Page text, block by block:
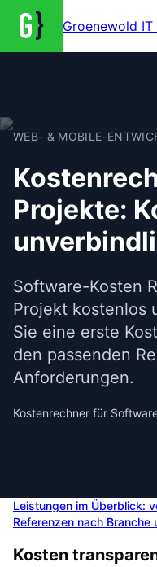
Groenewold
WEB- & MOBILE-
Projekte:
Software-Kosten
Projekt kostenlos
Sie eine erste
den passenden
Anforderungen.
Kostenrechner für
Leistungen im Überblick:
Referenzen nach Branche
Kosten